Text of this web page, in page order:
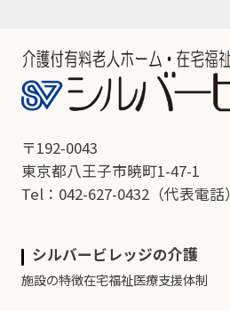
〒192-0043
東京都八王子市暁町1-47-1
Tel：042-627-0432（代表電話）
シルバービレッジの介護
施設の特徴在宅福祉医療支援体制